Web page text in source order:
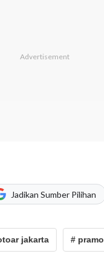
Jadikan Sumber Pilihan
jakarta # pramono